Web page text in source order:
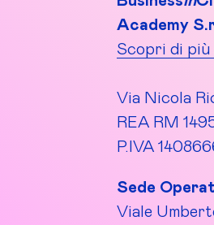
Academy
Scopri di più
Via Nicola
REA RM
P.IVA
Sede
Viale